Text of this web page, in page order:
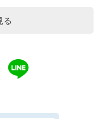
る